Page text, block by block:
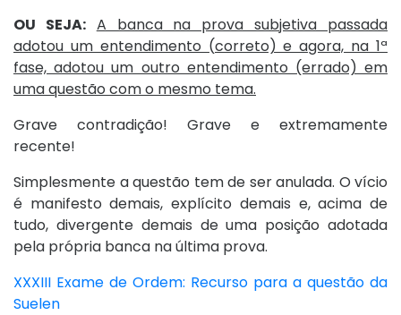
OU SEJA: A banca na prova subjetiva passada
adotou um entendimento (correto) e agora, na 1ª
fase, adotou um outro entendimento (errado) em
uma questão com o mesmo tema.
Grave contradição! Grave e extremamente
recente!
Simplesmente a questão tem de ser anulada. O vício
é manifesto demais, explícito demais e, acima de
tudo, divergente demais de uma posição adotada
pela própria banca na última prova.
XXXIII Exame de Ordem: Recurso para a questão da
Suelen